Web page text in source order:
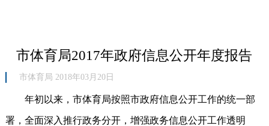
市体育局2017年政府信息公开年度报告
市体育局 2018年03月20日
年初以来，市体育局按照市政府信息公开工作的统一部
署，全面深入推行政务分开，增强政务信息公开工作透明